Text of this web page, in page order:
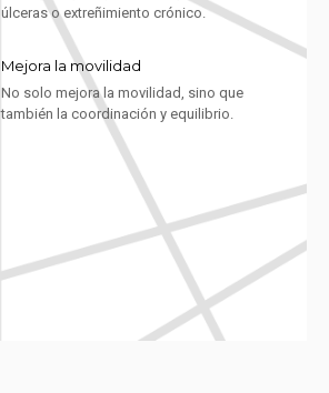
úlceras o extreñimiento crónico.
Mejora la movilidad
No solo mejora la movilidad, sino que
también la coordinación y equilibrio.